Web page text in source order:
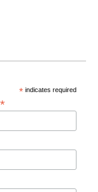
* indicates required
*